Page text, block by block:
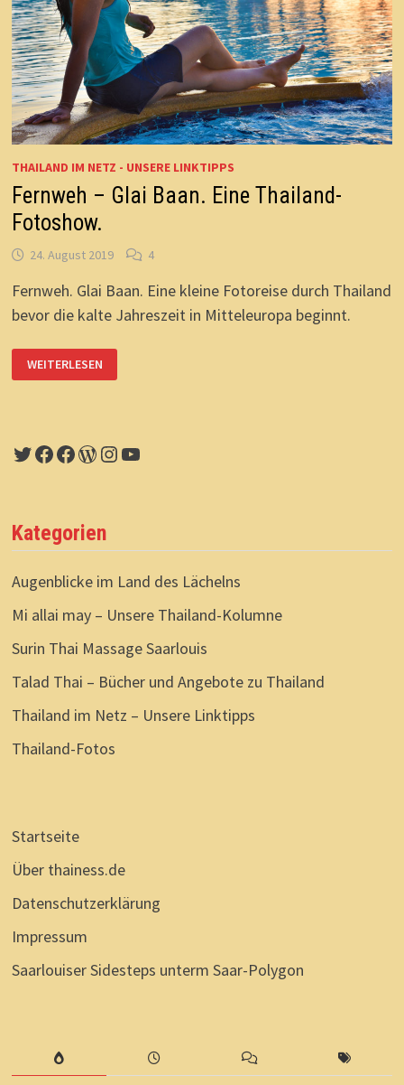
THAILAND IM NETZ - UNSERE LINKTIPPS
Fernweh – Glai Baan. Eine Thailand-
Fotoshow.
24. August 2019 4
Fernweh. Glai Baan. Eine kleine Fotoreise durch Thailand
bevor die kalte Jahreszeit in Mitteleuropa beginnt.
FERNWEH
–
GLAI
WEITERLESEN
Twitter
Facebook
Facebook
WordPress
Instagram
YouTube
Kategorien
Augenblicke im Land des Lächelns
Mi allai may – Unsere Thailand-Kolumne
Surin Thai Massage Saarlouis
Talad Thai – Bücher und Angebote zu Thailand
Thailand im Netz – Unsere Linktipps
Thailand-Fotos
Startseite
Über thainess.de
Datenschutzerklärung
Impressum
Saarlouiser Sidesteps unterm Saar-Polygon